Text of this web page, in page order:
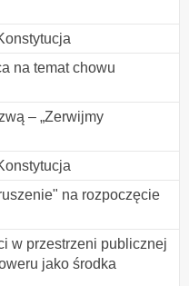
na temat chowu
– „Zerwijmy
na rozpoczęcie
w przestrzeni publicznej
jako środka